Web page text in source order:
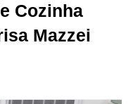
Cozinha
Mazzei